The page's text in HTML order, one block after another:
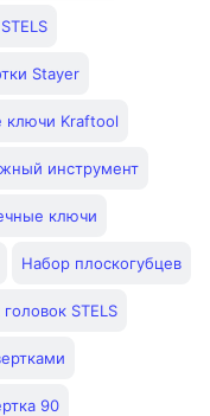
Stayer
ключи Kraftool
инструмент
ключи
Набор плоскогубцев
STELS
90